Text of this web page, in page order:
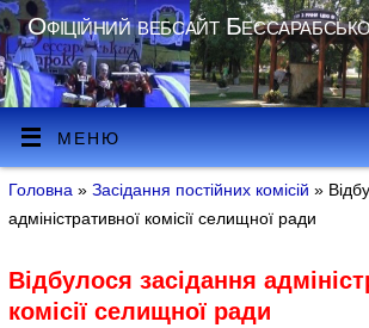
Офіційний вебсайт
МЕНЮ
Головна »Засідання постійних комісій »
адміністративної комісії селищної ради
Відбулося засідання
комісії селищної ради